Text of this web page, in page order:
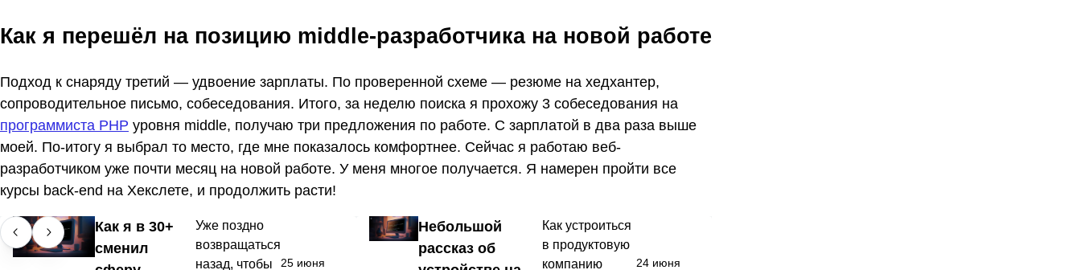
Как я перешёл на позицию middle-разработчика на новой работе
Подход к снаряду третий — удвоение зарплаты. По проверенной схеме — резюме на хедхантер,
сопроводительное письмо, собеседования. Итого, за неделю поиска я прохожу 3 собеседования на
программиста PHP уровня middle, получаю три предложения по работе. С зарплатой в два раза выше
моей. По-итогу я выбрал то место, где мне показалось комфортнее. Сейчас я работаю веб-
разработчиком уже почти месяц на новой работе. У меня многое получается. Я намерен пройти все
курсы back-end на Хекслете, и продолжить расти!
Как я в 30+
сменил
Уже поздно
возвращаться
назад, чтобы
25 июня
Небольшой
рассказ об
Как устроиться
в продуктовую
компанию
24 июня